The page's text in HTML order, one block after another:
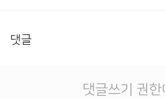
댓글
댓글쓰기 권